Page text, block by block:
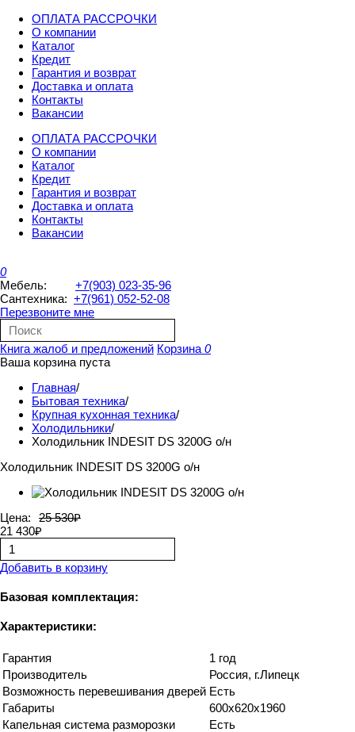
ОПЛАТА РАССРОЧКИ
О компании
Каталог
Кредит
Гарантия и возврат
Доставка и оплата
Контакты
Вакансии
ОПЛАТА РАССРОЧКИ
О компании
Каталог
Кредит
Гарантия и возврат
Доставка и оплата
Контакты
Вакансии
0
Мебель: +7(903) 023-35-96
Сантехника: +7(961) 052-52-08
Перезвоните мне
Книга жалоб и предложений Корзина 0
Ваша корзина пуста
Главная/
Бытовая техника/
Крупная кухонная техника/
Холодильники/
Холодильник INDESIT DS 3200G о/н
Холодильник INDESIT DS 3200G о/н
Цена:
25 530₽
21 430₽
Добавить в корзину
Базовая комплектация:
Характеристики:
Гарантия
1 год
Производитель
Россия, г.Липецк
Возможность перевешивания дверей Есть
Габариты
600х620х1960
Капельная система разморозки
Есть